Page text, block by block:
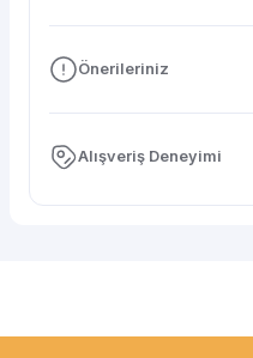
Önerileriniz
Alışveriş Deneyimi